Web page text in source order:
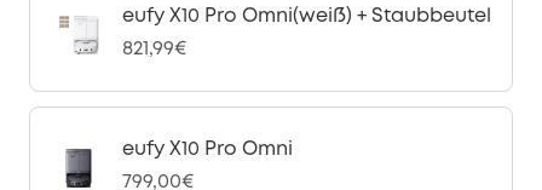
eufy X10 Pro Omni(weiß) + Staubbeutel
821,99€
eufy X10 Pro Omni
799,00€